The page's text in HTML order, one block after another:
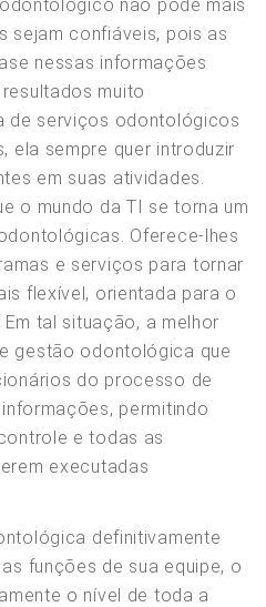
não pode mais
sejam confiáveis, pois as
nessas informações
muito
de serviços odontológicos
ela sempre quer introduzir
em suas atividades.
o mundo da TI se torna um
Oferece-lhes
e serviços para tornar
flexível, orientada para o
tal situação, a melhor
gestão odontológica que
do processo de
permitindo
e todas as
executadas
definitivamente
funções de sua equipe, o
o nível de toda a